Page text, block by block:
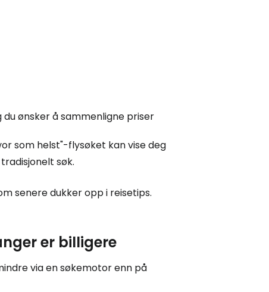
ønsker å sammenligne priser
som helst"-flysøket kan vise deg
søk.
senere dukker opp i reisetips.
er billigere
via en søkemotor enn på
med Google
med Facebook
med e-post